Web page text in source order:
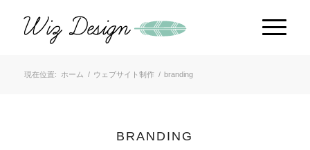
現在位置: ホーム / ウェブサイト制作 / branding
BRANDING